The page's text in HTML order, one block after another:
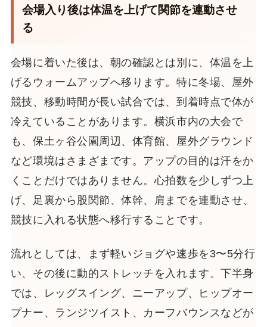
会場入り後は体温を上げて関節を連動させ
る
会場に着いた後は、朝の確認とは別に、体温を上
げるウォームアップへ移ります。特に冬場、屋外
競技、移動時間が長い試合では、到着時点で体が
冷えていることがあります。横浜市内の大会で
も、保土ヶ谷公園周辺、体育館、屋外グラウンド
など環境はさまざまです。アップの目的は汗をか
くことだけではありません。心拍数を少しずつ上
げ、足裏から股関節、体幹、肩までを連動させ、
競技に入れる状態へ移行することです。
流れとしては、まず軽いジョグや速歩を3〜5分行
い、その後に動的ストレッチを入れます。下半身
では、レッグスイング、ニーアップ、ヒップオー
プナー、ランジツイスト、カーフバウンスなどが